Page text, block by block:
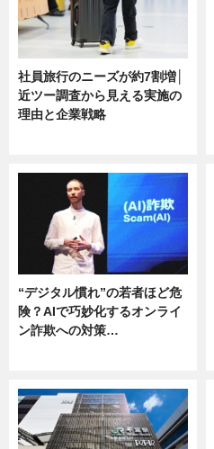
社員旅行のニーズが約7割増│
近ツー調査から見える実施の
理由と企業戦略
“デジタル慣れ”の若者ほど危
険？AIで巧妙化するオンライ
ン詐欺への対策…